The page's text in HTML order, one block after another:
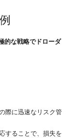
的な戦略でドローダ
際に迅速なリスク管
することで、損失を